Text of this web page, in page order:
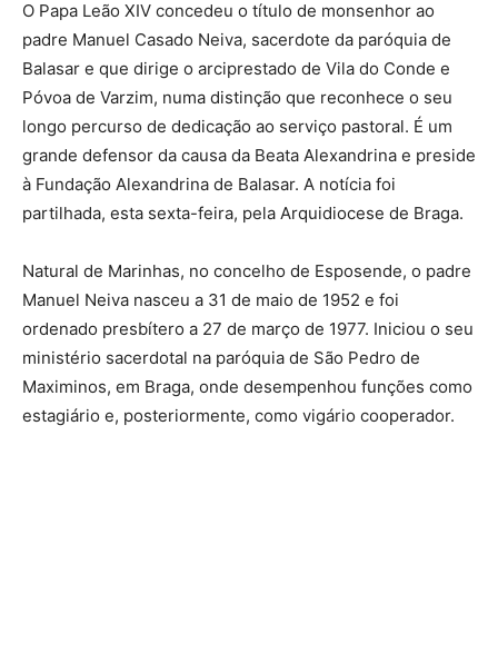
O Papa Leão XIV concedeu o título de monsenhor ao
padre Manuel Casado Neiva, sacerdote da paróquia de
Balasar e que dirige o arciprestado de Vila do Conde e
Póvoa de Varzim, numa distinção que reconhece o seu
longo percurso de dedicação ao serviço pastoral. É um
grande defensor da causa da Beata Alexandrina e preside
à Fundação Alexandrina de Balasar. A notícia foi
partilhada, esta sexta-feira, pela Arquidiocese de Braga.
Natural de Marinhas, no concelho de Esposende, o padre
Manuel Neiva nasceu a 31 de maio de 1952 e foi
ordenado presbítero a 27 de março de 1977. Iniciou o seu
ministério sacerdotal na paróquia de São Pedro de
Maximinos, em Braga, onde desempenhou funções como
estagiário e, posteriormente, como vigário cooperador.